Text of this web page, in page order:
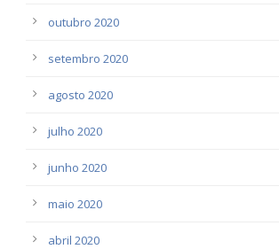
outubro 2020
setembro 2020
agosto 2020
julho 2020
junho 2020
maio 2020
abril 2020